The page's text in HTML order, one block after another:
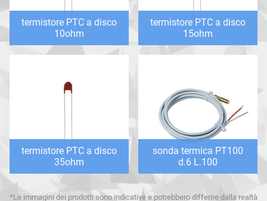
termistore PTC a disco
10ohm
termistore PTC a disco
15ohm
termistore PTC a disco
35ohm
sonda termica PT100
d.6 L.100
*Le immagini dei prodotti sono indicative e potrebbero differire dalla realtà